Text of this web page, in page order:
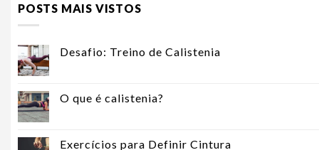
POSTS MAIS VISTOS
Desafio: Treino de Calistenia
O que é calistenia?
Exercícios para Definir Cintura